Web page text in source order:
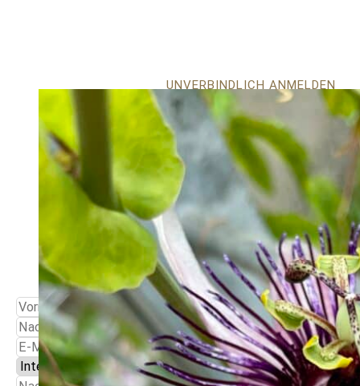
WARTELISTE FÜR
Seien Sie unter den Ersten, die
Behandlungen an der Ostsee
einzigartigen Panchakarma
UNVERBINDLICH ANMELDEN